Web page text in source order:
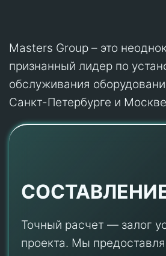
Masters Group – это
признанный лидер по
обслуживания
Санкт-Петербурге и
Точный расчет — залог
проекта. Мы